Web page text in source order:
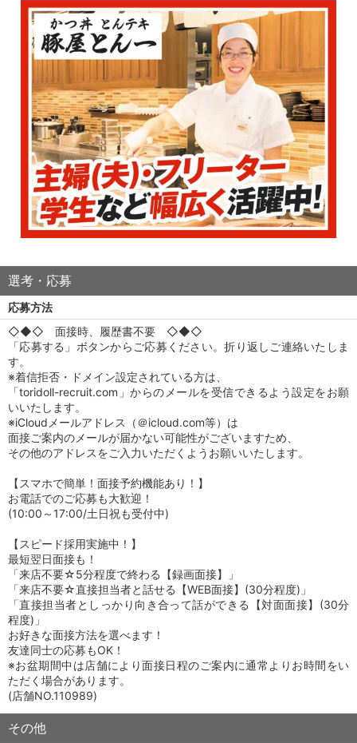
選考・応募
応募方法
◇◆◇ 面接時、履歴書不要 ◇◆◇
「応募する」ボタンからご応募ください。折り返しご連絡いたしま
す。
※着信拒否・ドメイン設定されている方は、
「toridoll-recruit.com」からのメールを受信できるよう設定をお願
いいたします。
※iCloudメールアドレス（＠icloud.com等）は
面接ご案内のメールが届かない可能性がございますため、
その他のアドレスをご入力いただくようお願いいたします。
【スマホで簡単！面接予約機能あり！】
お電話でのご応募も大歓迎！
(10:00～17:00/土日祝も受付中)
【スピード採用実施中！】
最短翌日面接も！
「来店不要☆5分程度で終わる【録画面接】」
「来店不要☆直接担当者と話せる【WEB面接】(30分程度)」
「直接担当者としっかり向き合って話ができる【対面面接】(30分
程度)」
お好きな面接方法を選べます！
友達同士の応募もOK！
※お盆期間中は店舗により面接日程のご案内に通常よりお時間をい
ただく場合があります。
(店舗NO.110989)
その他